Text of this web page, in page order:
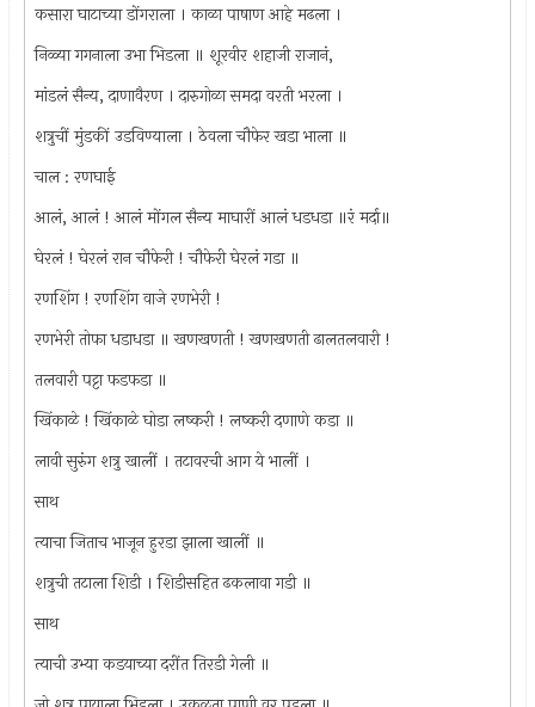
कसारा घाटाच्या डोंगराला । काळा पाषाण आहे मढला ।
निळ्या गगनाला उभा भिडला ॥ शूरवीर शहाजी राजानं,
मांडलं सैन्य, दाणावैरण । दारुगोळा समदा वरती भरला ।
शत्रुचीं मुंडकीं उडविण्याला । ठेवला चौफेर खडा भाला ॥
चाल : रणघाई
आलं, आलं ! आलं मोंगल सैन्य माघारीं आलं धडधडा ॥रं मर्दा॥
घेरलं ! घेरलं रान चौफेरी ! चौफेरी घेरलं गडा ॥
रणशिंग ! रणशिंग वाजे रणभेरी !
रणभेरी तोफा धडाधडा ॥ खणखणती ! खणखणती ढालतलवारी !
तलवारी पट्टा फडफडा ॥
खिंकाळे ! खिंकाळे घोडा लष्करी ! लष्करी दणाणे कडा ॥
लावी सुरुंग शत्रु खालीं । तटावरची आग ये भालीं ।
साथ
त्याचा जिताच भाजून हुरडा झाला खालीं ॥
शत्रुची तटाला शिडी । शिडीसहित ढकलावा गडी ॥
साथ
त्याची उभ्या कडयाच्या दरींत तिरडी गेली ॥